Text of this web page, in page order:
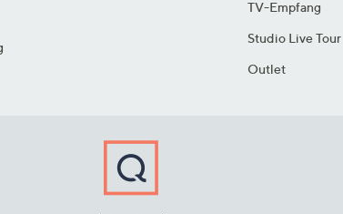
TV-Empfang
Studio Live Tour
Outlet